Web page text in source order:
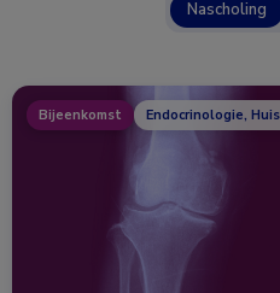
Nascholing
Bijeenkomst Endocrinologie,